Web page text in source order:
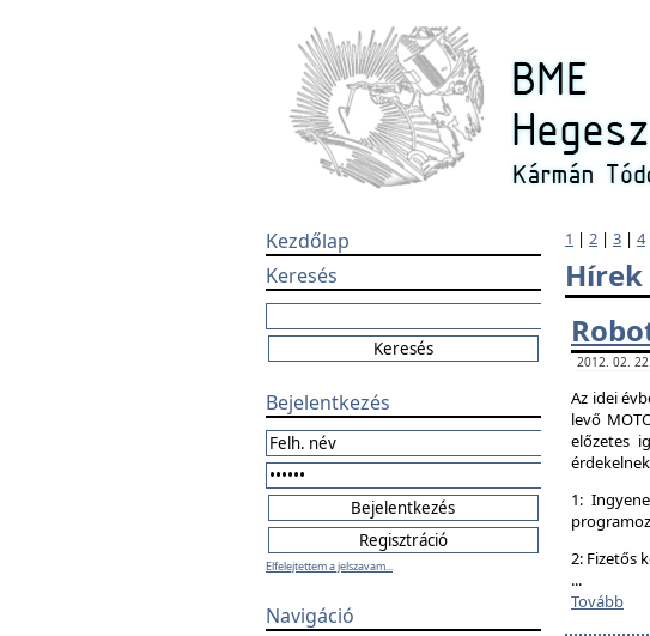
Kezdőlap
Keresés
Bejelentkezés
Elfelejtettem a jelszavam...
Navigáció
1 | 2 | 3 | 4
Hírek
2012. 02.
Az idei
levő
előzetes
1:
2: Fizetős
...
Tovább